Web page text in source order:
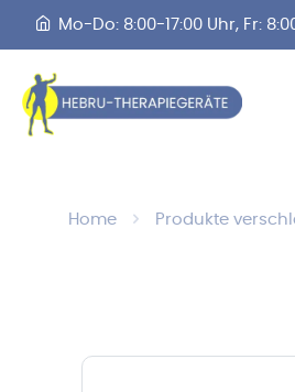
Mo-Do: 8:00-17:00 Uhr, Fr:
Home Produkte